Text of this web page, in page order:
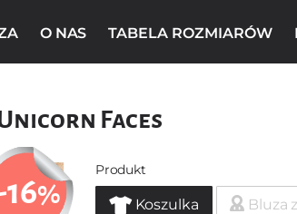
O NAS TABELA ROZMIARÓW
Faces
%
Produkt
Koszulka Bluza